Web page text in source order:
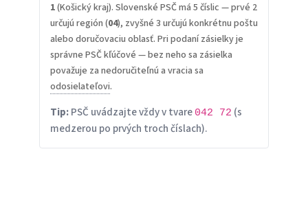
1(Košický kraj). Slovenské PSČ má 5 číslic — prvé 2
určujú región (04), zvyšné 3 určujú konkrétnu poštu
alebo doručovaciu oblasť. Pri podaní zásielky je
správne PSČ kľúčové — bez neho sa zásielka
považuje za nedoručiteľnú a vracia sa
odosielateľovi.
Tip:PSČ uvádzajte vždy v tvare 042 72 (s
medzerou po prvých troch číslach).